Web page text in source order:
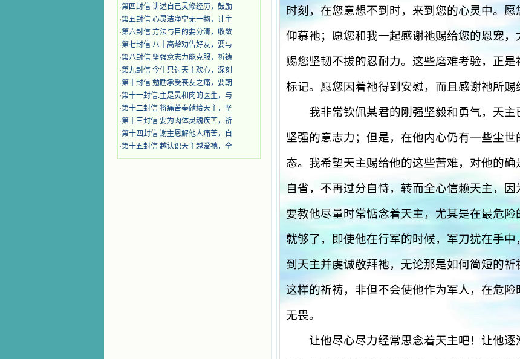
·第四封信 讲述自己灵修经历，鼓励
·第五封信 心灵洁净空无一物，让主
·第六封信 方法与目的要分清，收敛
·第七封信 八十高龄劝告好友，要与
·第八封信 坚强意志力能克服，祈祷
·第九封信 今生只讨天主欢心，深刻
·第十封信 勉励承受丧友之痛，要朝
·第十一封信:主是灵和肉的医生，与
·第十二封信 将痛苦奉献给天主，坚
·第十三封信 要为肉体灵魂疾苦，祈
·第十四封信 谢主恩解他人痛苦，自
·第十五封信 越认识天主越爱祂，全
时刻，在您意想不到时，来到您的心灵中。
仰慕祂；愿您和我一起感谢祂赐给您的恩宠
赐您坚韧不拔的忍耐力。这些磨难考验，正
标记。愿您因着祂得到安慰，而且感谢祂所赐
我非常钦佩某君的刚强坚毅和勇气，天主
坚强的意志力；但是，在他内心仍有一些尘
态。我希望天主赐给他的这些苦难，对他的
自省，不再过分自恃，转而全心信赖天主，
要教他尽量时常惦念着天主，尤其是在最危
就够了，即使他在行军的时候，军刀犹在手
到天主并虔诚敬拜祂，无论那是如何简短的祈
这样的祈祷，非但不会使他作为军人，在危
无畏。
让他尽心尽力经常思念着天主吧！让他逐